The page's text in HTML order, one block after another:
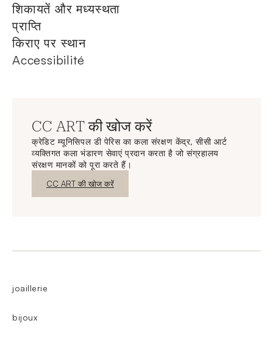
शिकायतें और मध्यस्थता
प्राप्ति
किराए पर स्थान
Accessibilité
CC ART की खोज करें
क्रेडिट म्यूनिसिपल डी पेरिस का कला संरक्षण केंद्र, सीसी आर्ट
व्यक्तिगत कला भंडारण सेवाएं प्रदान करता है जो संग्रहालय
संरक्षण मानकों को पूरा करते हैं।
नई विंडो
CC ART की खोज करें
joaillerie
bijoux